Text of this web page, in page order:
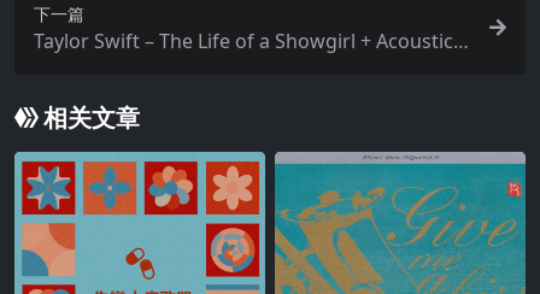
下一篇
Taylor Swift – The Life of a Showgirl + Acoustic C
相关文章